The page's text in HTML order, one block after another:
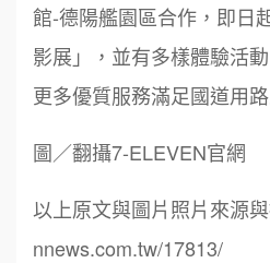
館-德陽艦園區合作，即日
影展」，並有多樣體驗活
更多優質服務滿足國道用路
圖／翻攝7-ELEVEN官網
以上原文與圖片照片來源
nnews.com.tw/17813/
SHARE TEA歇腳亭
10 TEA TOP台灣第一味
1 Cozy coffee可集咖啡
霏等茶
3 秉宏小米甜甜圈
呂 先生/小姐
加盟預算
顏 先生/小姐
加盟預算
廖 先生/小姐
加盟預算